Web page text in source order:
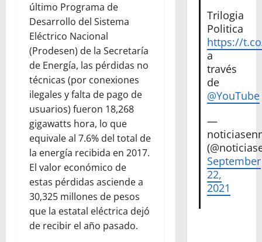
último Programa de
Desarrollo del Sistema
Eléctrico Nacional
(Prodesen) de la Secretaría
de Energía, las pérdidas no
técnicas (por conexiones
ilegales y falta de pago de
usuarios) fueron 18,268
gigawatts hora, lo que
equivale al 7.6% del total de
la energía recibida en 2017.
El valor económico de
estas pérdidas asciende a
30,325 millones de pesos
que la estatal eléctrica dejó
de recibir el año pasado.
Trilogia
Politica
https://
a
través
de
@YouTube
—
September
22,
2021